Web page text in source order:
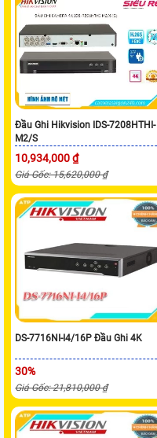
Đầu Ghi Hikvision IDS-7208HTHI-
M2/S
10,934,000 ₫
Giá Gốc: 15,620,000 ₫
DS-7716NI-I4/16P Đầu Ghi 4K
30%
Giá Gốc: 21,810,000 ₫